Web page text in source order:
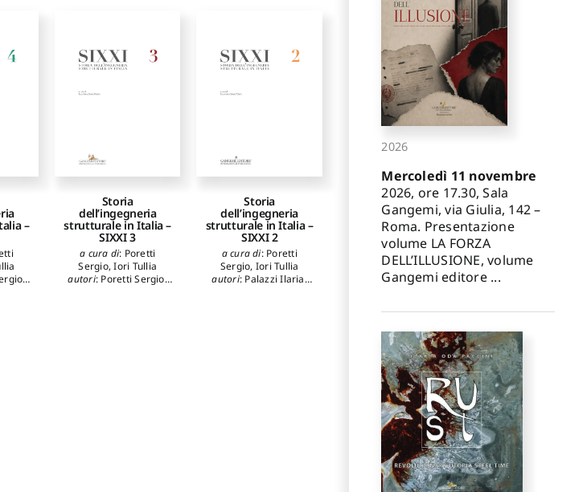
–
,
Storia
dell’ingegneria
strutturale in Italia –
SIXXI 3
a cura di: Poretti
Sergio,Iori Tullia
autori: Poretti Sergio,
Storia
dell’ingegneria
strutturale in Italia –
SIXXI 2
a cura di: Poretti
Sergio, Iori Tullia
autori: Palazzi Ilaria,
2026
Mercoledì 11 novembre
2026, ore 17.30, Sala
Gangemi, via Giulia, 142 –
Roma. Presentazione
volume LA FORZA
DELL’ILLUSIONE, volume
Gangemi editore ...